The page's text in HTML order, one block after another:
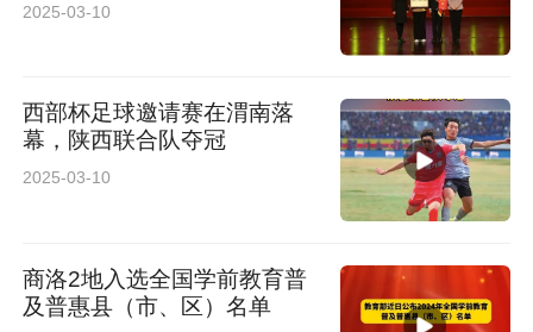
2025-03-10
西部杯足球邀请赛在渭南落
幕，陕西联合队夺冠
2025-03-10
商洛2地入选全国学前教育普
及普惠县（市、区）名单